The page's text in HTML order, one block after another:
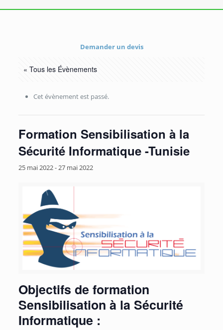
Demander un devis
« Tous les Évènements
Cet évènement est passé.
Formation Sensibilisation à la
Sécurité Informatique -Tunisie
25 mai 2022-27 mai 2022
Objectifs de formation
Sensibilisation à la Sécurité
Informatique :